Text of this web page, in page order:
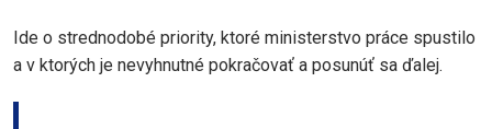
Ide o strednodobé priority, ktoré ministerstvo práce spustilo
a v ktorých je nevyhnutné pokračovať a posunúť sa ďalej.